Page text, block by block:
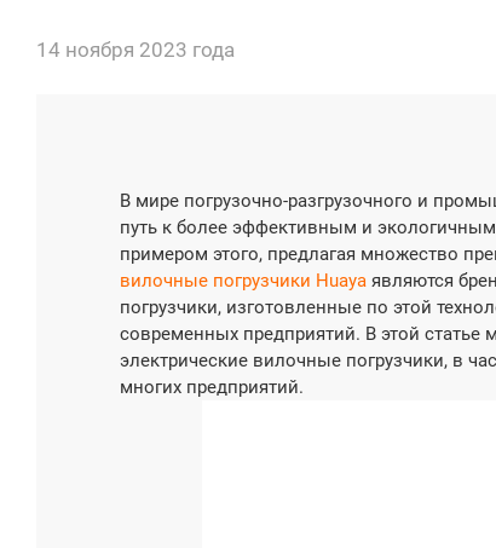
14 ноября 2023 года
В мире погрузочно-разгрузочного и
путь к более эффективным и
примером этого, предлагая множество
вилочные погрузчики Huaya являются
погрузчики, изготовленные по этой
современных предприятий. В этой
электрические вилочные погрузчики, в
многих предприятий.